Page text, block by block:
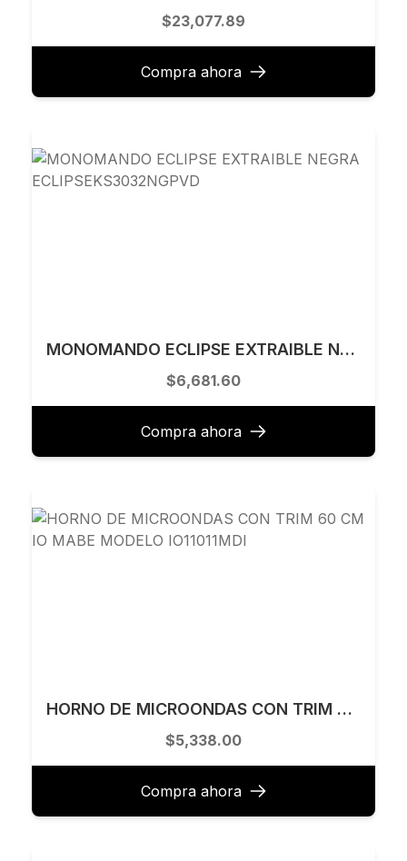
$23,077.89
Compra ahora
MONOMANDO ECLIPSE EXTRAIBLE NEGRA ECLIPSEKS3032NGPVD
$6,681.60
Compra ahora
HORNO DE MICROONDAS CON TRIM 60 CM IO MABE MODELO IO11011MDI
$5,338.00
Compra ahora